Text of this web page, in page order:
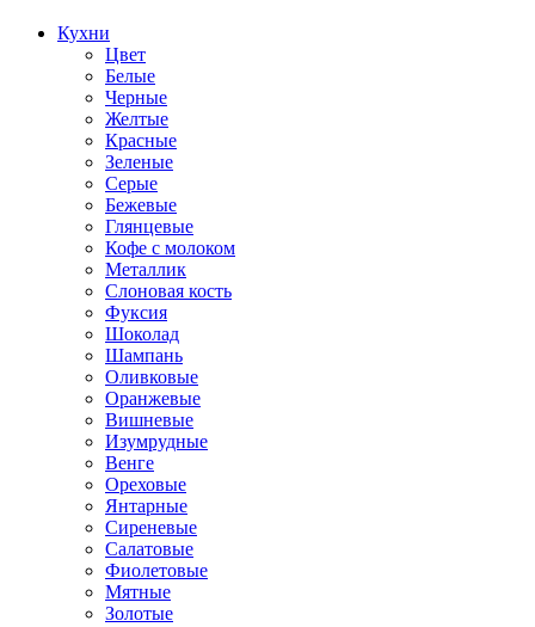
Кухни
Цвет
Белые
Черные
Желтые
Красные
Зеленые
Серые
Бежевые
Глянцевые
Кофе с молоком
Металлик
Слоновая кость
Фуксия
Шоколад
Шампань
Оливковые
Оранжевые
Вишневые
Изумрудные
Венге
Ореховые
Янтарные
Сиреневые
Салатовые
Фиолетовые
Мятные
Золотые